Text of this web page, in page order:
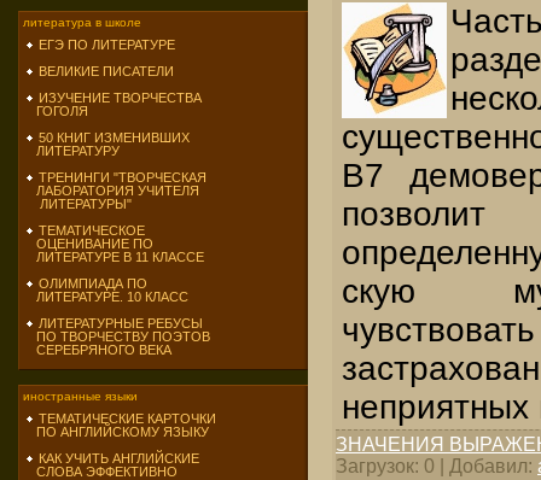
литература в школе
ЕГЭ ПО ЛИТЕРАТУРЕ
ВЕЛИКИЕ ПИСАТЕЛИ
ИЗУЧЕНИЕ ТВОРЧЕСТВА
ГОГОЛЯ
50 КНИГ ИЗМЕНИВШИХ
ЛИТЕРАТУРУ
ТРЕНИНГИ "ТВОРЧЕСКАЯ
ЛАБОРАТОРИЯ УЧИТЕЛЯ
ЛИТЕРАТУРЫ"
ТЕМАТИЧЕСКОЕ
ОЦЕНИВАНИЕ ПО
ЛИТЕРАТУРЕ В 11 КЛАССЕ
ОЛИМПИАДА ПО
ЛИТЕРАТУРЕ. 10 КЛАСС
ЛИТЕРАТУРНЫЕ РЕБУСЫ
ПО ТВОРЧЕСТВУ ПОЭТОВ
СЕРЕБРЯНОГО ВЕКА
иностранные языки
ТЕМАТИЧЕСКИЕ КАРТОЧКИ
ПО АНГЛИЙСКОМУ ЯЗЫКУ
КАК УЧИТЬ АНГЛИЙСКИЕ
СЛОВА ЭФФЕКТИВНО
В7
скую
ЗНАЧЕНИЯ
Загрузок: 0 | Добавил: